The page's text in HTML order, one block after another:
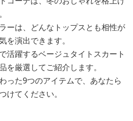
ーは、どんなトップスとも相性が
を演出できます。
活躍するベージュタイトスカート
を厳選してご紹介します。
った9つのアイテムで、あなたら
けてください。